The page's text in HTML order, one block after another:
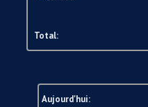
Total:
Aujourd'hui: